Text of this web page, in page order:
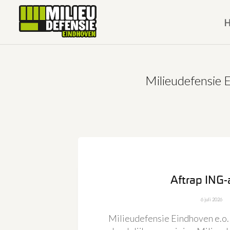
Milieudefensie
Aftrap
6 juli 2026
Milieudefensie Eindhoven